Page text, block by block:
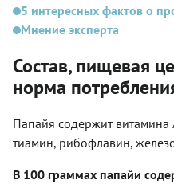
5 интересных фактов о
Мнение эксперта
Состав, пищевая
норма
Папайя содержит витамина
тиамин, рибофлавин,
В 100 граммах папайи